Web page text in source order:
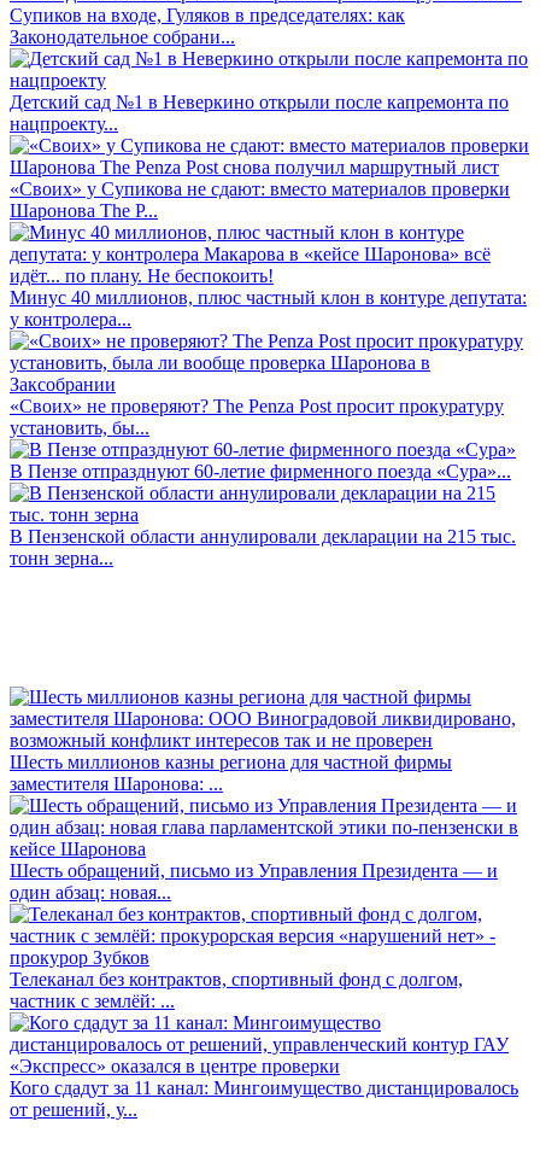
Супиков на входе, Гуляков в председателях: как
Законодательное собрани...
Детский сад №1 в Неверкино открыли после капремонта по
нацпроекту...
«Своих» у Супикова не сдают: вместо материалов проверки
Шаронова The P...
Минус 40 миллионов, плюс частный клон в контуре депутата:
у контролера...
«Своих» не проверяют? The Penza Post просит прокуратуру
установить, бы...
В Пензе отпразднуют 60-летие фирменного поезда «Сура»...
В Пензенской области аннулировали декларации на 215 тыс.
тонн зерна...
Шесть миллионов казны региона для частной фирмы
заместителя Шаронова: ...
Шесть обращений, письмо из Управления Президента — и
один абзац: новая...
Телеканал без контрактов, спортивный фонд с долгом,
частник с землёй: ...
Кого сдадут за 11 канал: Мингоимущество дистанцировалось
от решений, у...